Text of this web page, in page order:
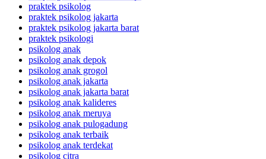
praktek psikolog
praktek psikolog jakarta
praktek psikolog jakarta barat
praktek psikologi
psikolog anak
psikolog anak depok
psikolog anak grogol
psikolog anak jakarta
psikolog anak jakarta barat
psikolog anak kalideres
psikolog anak meruya
psikolog anak pulogadung
psikolog anak terbaik
psikolog anak terdekat
psikolog citra